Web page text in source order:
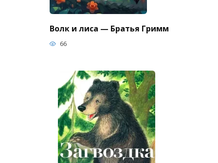
Волк и лиса — Братья Гримм
66